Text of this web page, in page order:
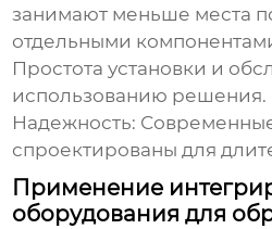
занимают меньше места
отдельными
Простота установки и
использованию решения.
Надежность:
спроектированы для
Применение
оборудования для